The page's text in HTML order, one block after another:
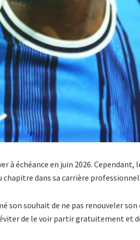
à échéance en juin 2026.
dans sa carrière
son souhait de ne pas renouveler
de le voir partir gratuitement et